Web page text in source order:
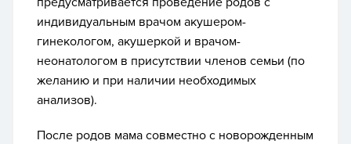
индивидуальным врачом акушером-
гинекологом, акушеркой и врачом-
неонатологом в присутствии членов семьи (по
желанию и при наличии необходимых
анализов).
После родов мама совместно с новорожденным